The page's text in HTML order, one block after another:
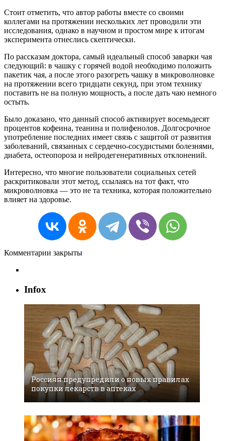
Стоит отметить, что автор работы вместе со своими
коллегами на протяжении нескольких лет проводили эти
исследования, однако в научном и простом мире к итогам
эксперимента отнеслись скептически.
По рассказам доктора, самый идеальный способ заварки чая
следующий: в чашку с горячей водой необходимо положить
пакетик чая, а после этого разогреть чашку в микроволновке
на протяжении всего тридцати секунд, при этом технику
поставить не на полную мощность, а после дать чаю немного
остыть.
Было доказано, что данный способ активирует восемьдесят
процентов кофеина, теанина и полифенолов. Долгосрочное
употребление последних имеет связь с защитой от развития
заболеваний, связанных с сердечно-сосудистыми болезнями,
диабета, остеопороза и нейродегенеративных отклонений.
Интересно, что многие пользователи социальных сетей
раскритиковали этот метод, ссылаясь на тот факт, что
микроволновка — это не та техника, которая положительно
влияет на здоровье.
Комментарии закрыты
Infox
Россиян предупредили о новых правилах
покупки лекарств в аптеках